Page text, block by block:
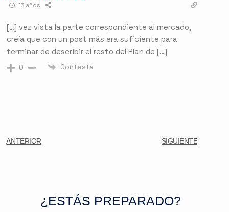
13 años
[…] vez vista la parte correspondiente al mercado,
creía que con un post más era suficiente para
terminar de describir el resto del Plan de […]
0 Contesta
ANTERIOR SIGUIENTE
¿ESTÁS PREPARADO?